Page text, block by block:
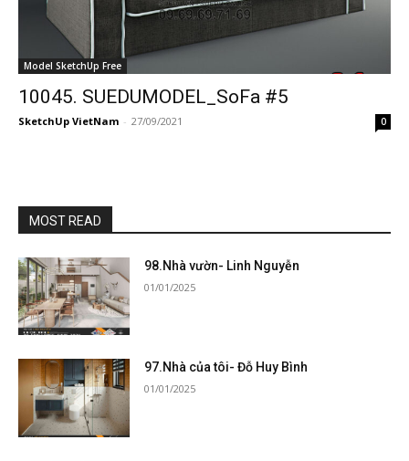
Model SketchUp Free
10045. SUEDUMODEL_SoFa #5
SketchUp VietNam - 27/09/2021 0
MOST READ
98.Nhà vườn- Linh Nguyễn
01/01/2025
97.Nhà của tôi- Đỗ Huy Bình
01/01/2025